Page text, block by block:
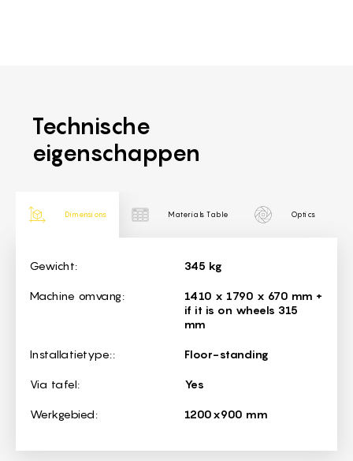
Technische
eigenschappen
Dimensions Materials Table Optics
Dimensions
Gewicht: 345 kg
Machine omvang:
1410 x 1790 x 670 mm +
if it is on wheels 315
mm
Installatietype:: Floor-standing
Via tafel: Yes
Werkgebied: 1200x900 mm